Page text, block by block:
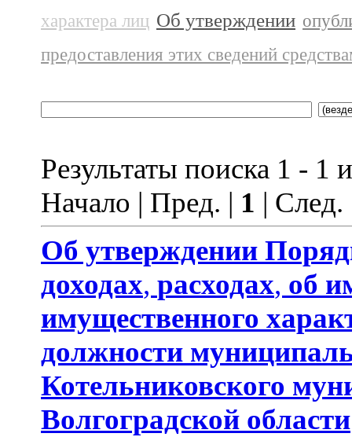
характера лиц Об утверждении
предоставления этих сведений
Результаты поиска 1 - 1
Начало | Пред. | 1 |
Об утверждении
доходах, расходах, об
имущественного
должности
Котельниковского
Волгоградской области